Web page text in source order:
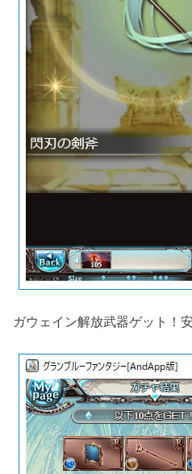
ガウェイン解放武器ゲット！